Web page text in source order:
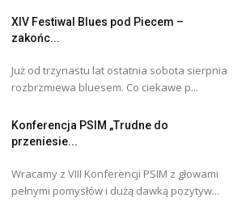
XIV Festiwal Blues pod Piecem –
zakońc...
Już od trzynastu lat ostatnia sobota sierpnia
rozbrzmiewa bluesem. Co ciekawe p...
Konferencja PSIM „Trudne do
przeniesie...
Wracamy z VIII Konferencji PSIM z głowami
pełnymi pomysłów i dużą dawką pozytyw...